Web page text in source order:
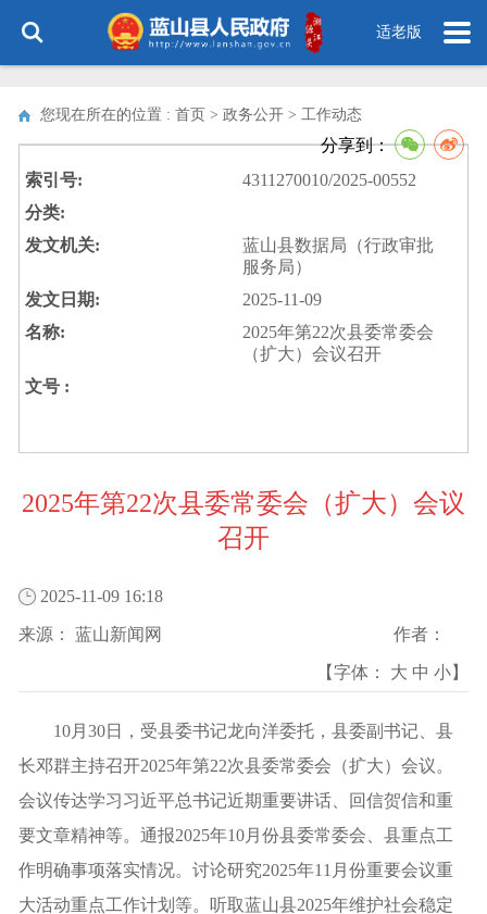
适老版
您现在所在的位置 : 首页 > 政务公开 > 工作动态
分享到：
索引号:
4311270010/2025-00552
分类:
发文机关:
蓝山县数据局（行政审批
服务局）
发文日期:
2025-11-09
名称:
2025年第22次县委常委会
（扩大）会议召开
文号 :
2025年第22次县委常委会（扩大）会议
召开
2025-11-09 16:18
来源： 蓝山新闻网 作者：
【字体： 大 中 小】
10月30日，受县委书记龙向洋委托，县委副书记、县
长邓群主持召开2025年第22次县委常委会（扩大）会议。
会议传达学习习近平总书记近期重要讲话、回信贺信和重
要文章精神等。通报2025年10月份县委常委会、县重点工
作明确事项落实情况。讨论研究2025年11月份重要会议重
大活动重点工作计划等。听取蓝山县2025年维护社会稳定